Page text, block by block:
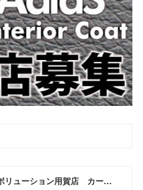
アクセスエボリューション用賀店 カーコーティング・カーメンテナンスの専門店